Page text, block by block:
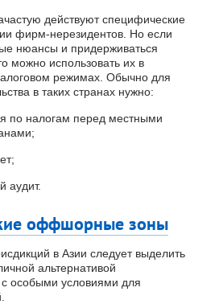
действуют специфические
фирм-нерезидентов. Но если
нюансы и придерживаться
можно использовать их в
режимах. Обычно для
в таких странах нужно:
по налогам перед местными
аудит.
оффшорные зоны
в Азии следует выделить
альтернативой
особыми условиями для